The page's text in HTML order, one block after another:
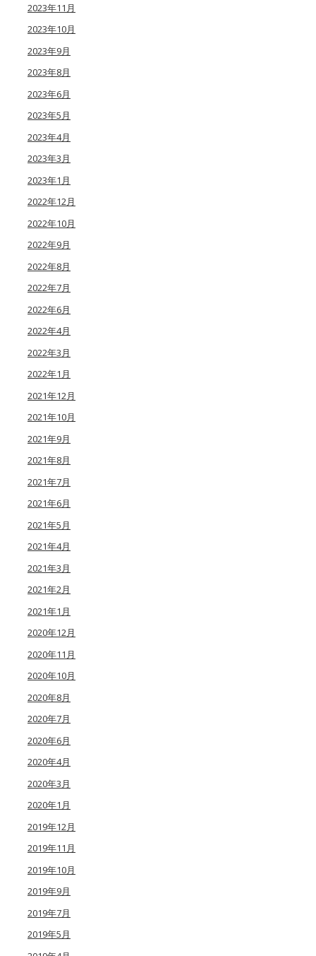
2023年11月
2023年10月
2023年9月
2023年8月
2023年6月
2023年5月
2023年4月
2023年3月
2023年1月
2022年12月
2022年10月
2022年9月
2022年8月
2022年7月
2022年6月
2022年4月
2022年3月
2022年1月
2021年12月
2021年10月
2021年9月
2021年8月
2021年7月
2021年6月
2021年5月
2021年4月
2021年3月
2021年2月
2021年1月
2020年12月
2020年11月
2020年10月
2020年8月
2020年7月
2020年6月
2020年4月
2020年3月
2020年1月
2019年12月
2019年11月
2019年10月
2019年9月
2019年7月
2019年5月